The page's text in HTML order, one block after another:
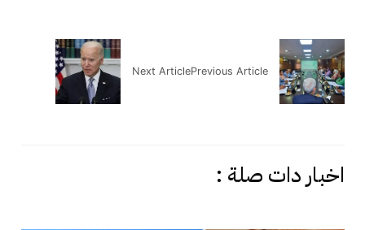
Previous Article
Next Article
اخبار دات صلة :